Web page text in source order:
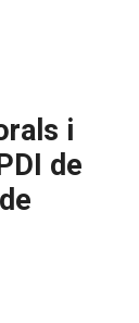
i
de